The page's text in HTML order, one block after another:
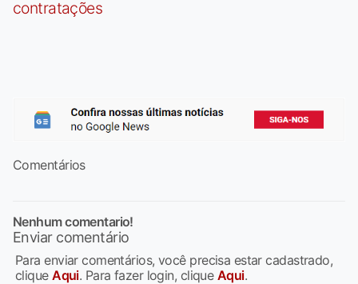
contratações
Comentários
Nenhum comentario!
Enviar comentário
Para enviar comentários, você precisa estar cadastrado,
cliqueAqui. Para fazer login, clique Aqui.